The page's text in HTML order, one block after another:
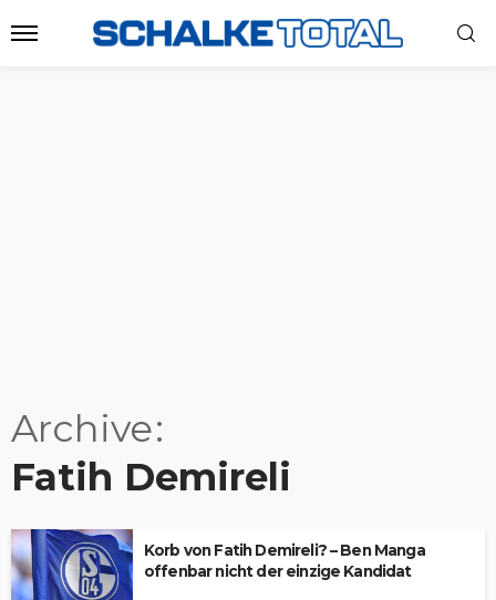
Archive
Fatih Demireli
Korb von Fatih Demireli? – Ben Manga
offenbar nicht der einzige Kandidat